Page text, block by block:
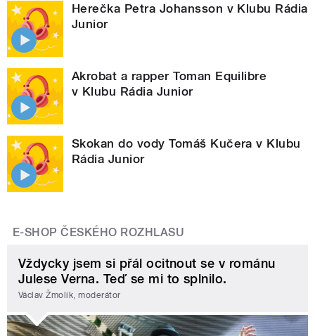
Herečka Petra Johansson v Klubu Rádia
Junior
Akrobat a rapper Toman Equilibre
v Klubu Rádia Junior
Skokan do vody Tomáš Kučera v Klubu
Rádia Junior
E-SHOP ČESKÉHO ROZHLASU
Vždycky jsem si přál ocitnout se v románu
Julese Verna. Teď se mi to splnilo.
Václav Žmolík, moderátor